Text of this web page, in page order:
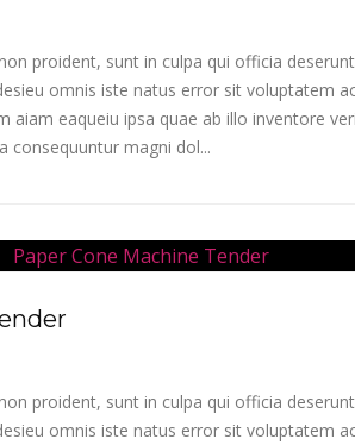
proident, sunt in culpa qui officia
omnis iste natus error sit voluptatem
aiam eaqueiu ipsa quae ab illo inventore
consequuntur magni dol...
proident, sunt in culpa qui officia
omnis iste natus error sit voluptatem